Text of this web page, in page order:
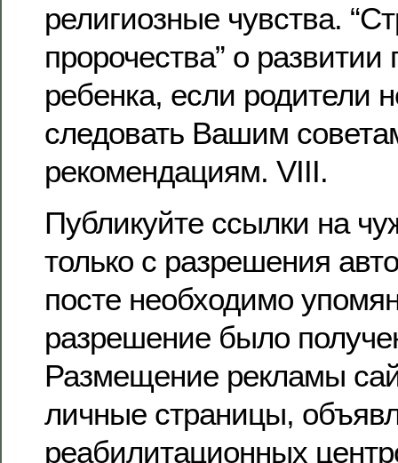
религиозные чувства.
пророчества” о развитии
ребенка, если родители
следовать Вашим
рекомендациям. VIII.
Публикуйте ссылки на
только с разрешения
посте необходимо
разрешение было
Размещение рекламы
личные страницы,
реабилитационных